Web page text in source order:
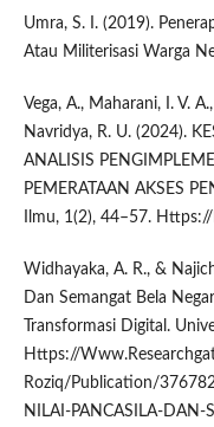
Umra, S. I. (2019).
Atau Militerisasi Warga
Vega, A., Maharani, I. V.
Navridya, R. U. (2024).
ANALISIS
PEMERATAAN AKSES
Ilmu, 1(2), 44–57.
Widhayaka, A. R., &
Dan Semangat Bela
Transformasi Digital.
Https://
Roziq/Publication/
NILAI-PANCASILA-DAN-